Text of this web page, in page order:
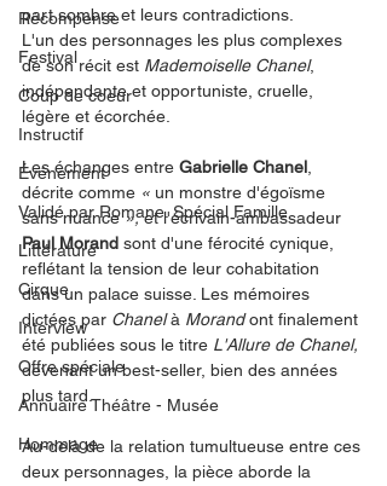
Récompense
Festival
Coup de coeur
Instructif
Événement
Validé par Romane. Spécial Famille
Littérature
Cirque
Interview
Offre spéciale
Annuaire Théâtre - Musée
Hommage
part sombre et leurs contradictions.
L'un des personnages les plus complexes
de son récit est Mademoiselle Chanel,
indépendante et opportuniste, cruelle,
légère et écorchée.
Les échanges entre Gabrielle Chanel
décrite comme « un monstre d'égoïsme
sans nuance », et l'écrivain-ambassadeur
Paul Morand sont d'une férocité cynique,
reflétant la tension de leur cohabitation
dans un palace suisse. Les mémoires
dictées par Chanel à Morand ont finalement
été publiées sous le titre L'Allure de Chanel,
devenant un best-seller, bien des années
plus tard.
Au-delà de la relation tumultueuse entre ces
deux personnages, la pièce aborde la